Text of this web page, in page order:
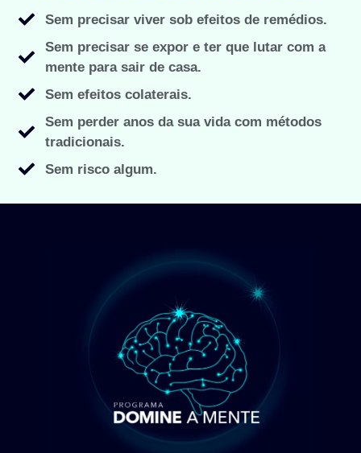
Sem precisar viver sob efeitos de remédios.
Sem precisar se expor e ter que lutar com a
mente para sair de casa.
Sem efeitos colaterais.
Sem perder anos da sua vida com métodos
tradicionais.
Sem risco algum.